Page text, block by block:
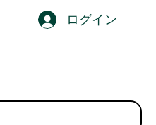
ログイン